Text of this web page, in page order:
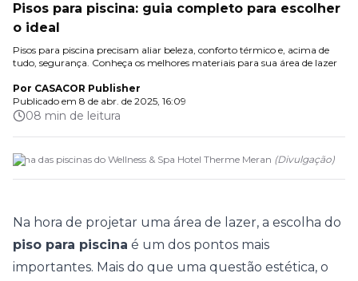
Pisos para piscina: guia completo para escolher
o ideal
Pisos para piscina precisam aliar beleza, conforto térmico e, acima de
tudo, segurança. Conheça os melhores materiais para sua área de lazer
Por CASACOR Publisher
Publicado em 8 de abr. de 2025, 16:09
08 min de leitura
Uma das piscinas do Wellness & Spa Hotel Therme Meran (Divulgação)
Na hora de projetar uma área de lazer, a escolha do
piso para piscina é um dos pontos mais
importantes. Mais do que uma questão estética, o